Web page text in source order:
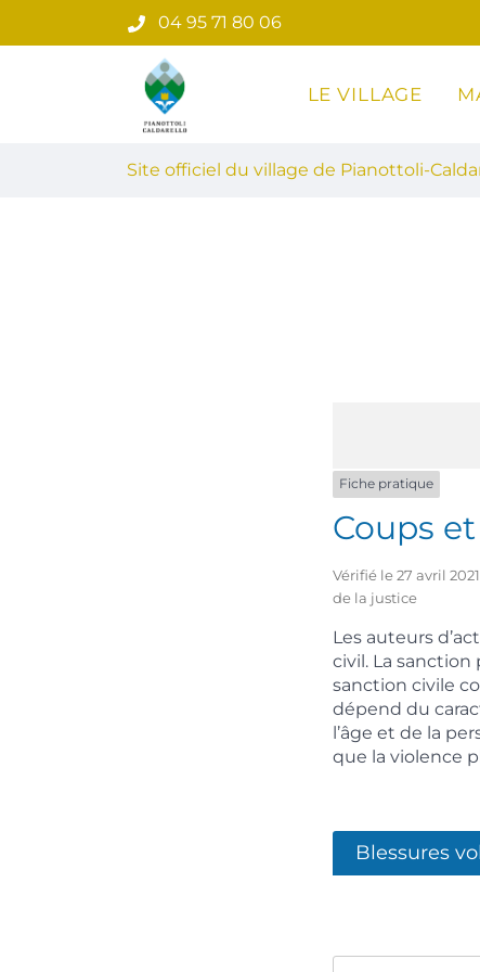
au
04 95 71 80 06
Site officiel du village de
LE VILLAGE
Site officiel du village de Pianottoli-
Fiche pratique
Coups
Vérifié le 27 avril
de la justice
Les auteurs
civil. La sanction
sanction civile
dépend du
l’âge et de la
que la violence
Blessures